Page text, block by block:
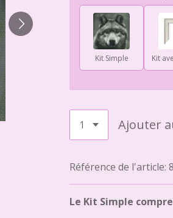
Kit Simple Kit
Ajouter
Référence de l'article:
Le Kit Simple